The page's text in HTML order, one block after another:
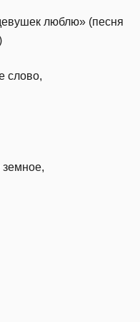
люблю» (песня
слово,